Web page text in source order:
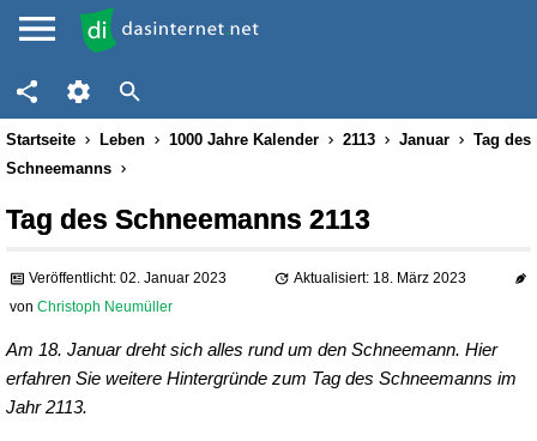
Startseite Leben 1000 Jahre Kalender 2113 Januar
Tag des
Schneemanns
Tag des Schneemanns 2113
Veröffentlicht: 02. Januar 2023
Aktualisiert: 18. März 2023
von Christoph Neumüller
Am 18. Januar dreht sich alles rund um den Schneemann. Hier
erfahren Sie weitere Hintergründe zum Tag des Schneemanns im
Jahr 2113.